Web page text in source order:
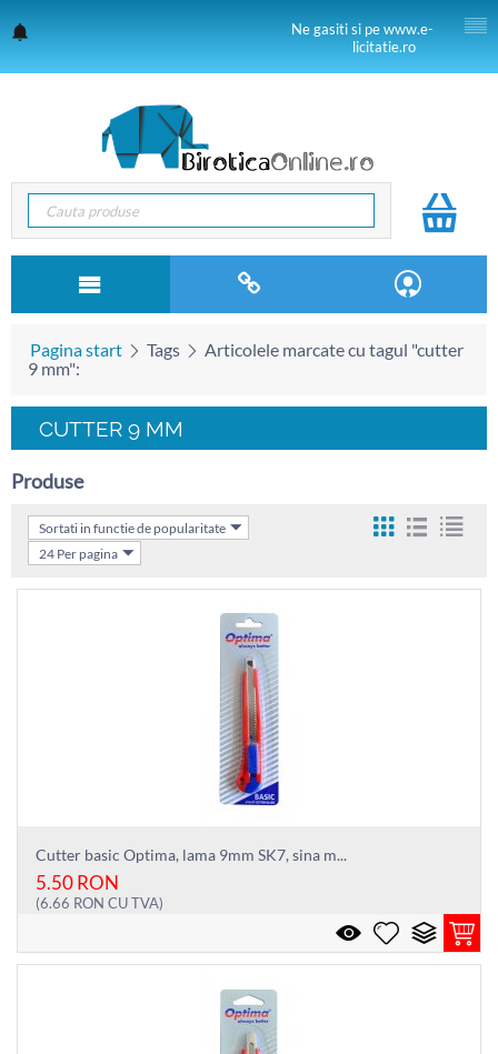
Ne gasiti si pe www.e-
licitatie.ro
Pagina start Tags
Articolele marcate cu tagul "cutter
9 mm":
CUTTER 9 MM
Produse
Sortati in functie de popularitate
24 Per pagina
Cutter basic Optima, lama 9mm SK7, sina m...
5.50RON
(6.66 RON CU TVA)